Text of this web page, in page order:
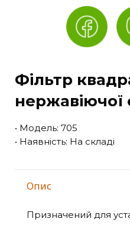
Фільтр
нержавіючої
• Модель: 705
• Наявність: На складі
Опис
Призначений для